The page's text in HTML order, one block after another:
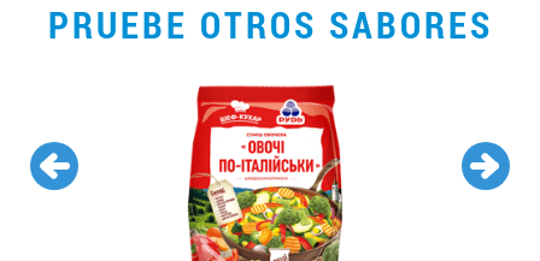
PRUEBE OTROS SABORES